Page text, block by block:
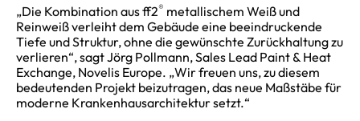
„Die Kombination aus ff2® metallischem Weiß und
Reinweiß verleiht dem Gebäude eine beeindruckende
Tiefe und Struktur, ohne die gewünschte Zurückhaltung zu
verlieren“, sagt Jörg Pollmann, Sales Lead Paint & Heat
Exchange, Novelis Europe. „Wir freuen uns, zu diesem
bedeutenden Projekt beizutragen, das neue Maßstäbe für
moderne Krankenhausarchitektur setzt.“